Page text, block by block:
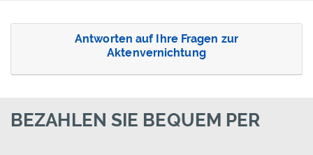
Antworten auf Ihre Fragen zur
Aktenvernichtung
BEZAHLEN SIE BEQUEM PER